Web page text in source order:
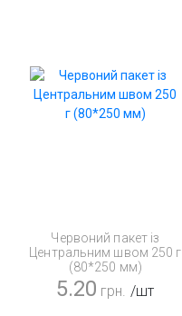
Червоний пакет із
Центральним швом 250 г
(80*250 мм)
5.20 грн. /шт